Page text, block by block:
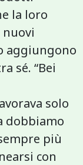
la loro
nuovi
aggiungono
sé. “Bei
solo
dobbiamo
più
con